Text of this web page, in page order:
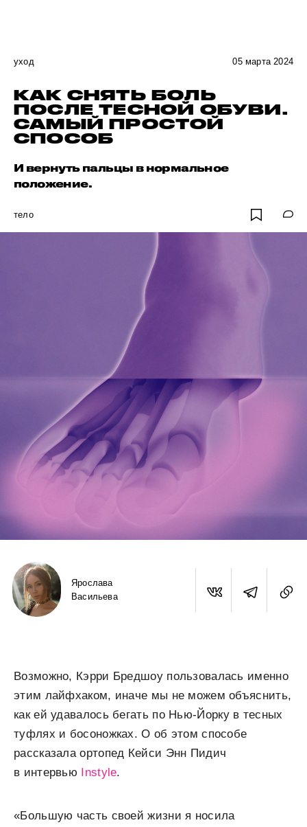
уход 05 марта 2024
КАК СНЯТЬ БОЛЬ
ПОСЛЕ ТЕСНОЙ ОБУВИ.
САМЫЙ ПРОСТОЙ
СПОСОБ
И вернуть пальцы в нормальное
положение.
тело
Ярослава
Васильева
Возможно, Кэрри Бредшоу пользовалась именно
этим лайфхаком, иначе мы не можем объяснить,
как ей удавалось бегать по Нью-Йорку в тесных
туфлях и босоножках. О об этом способе
рассказала ортопед Кейси Энн Пидич
в интервью Instyle.
«Большую часть своей жизни я носила